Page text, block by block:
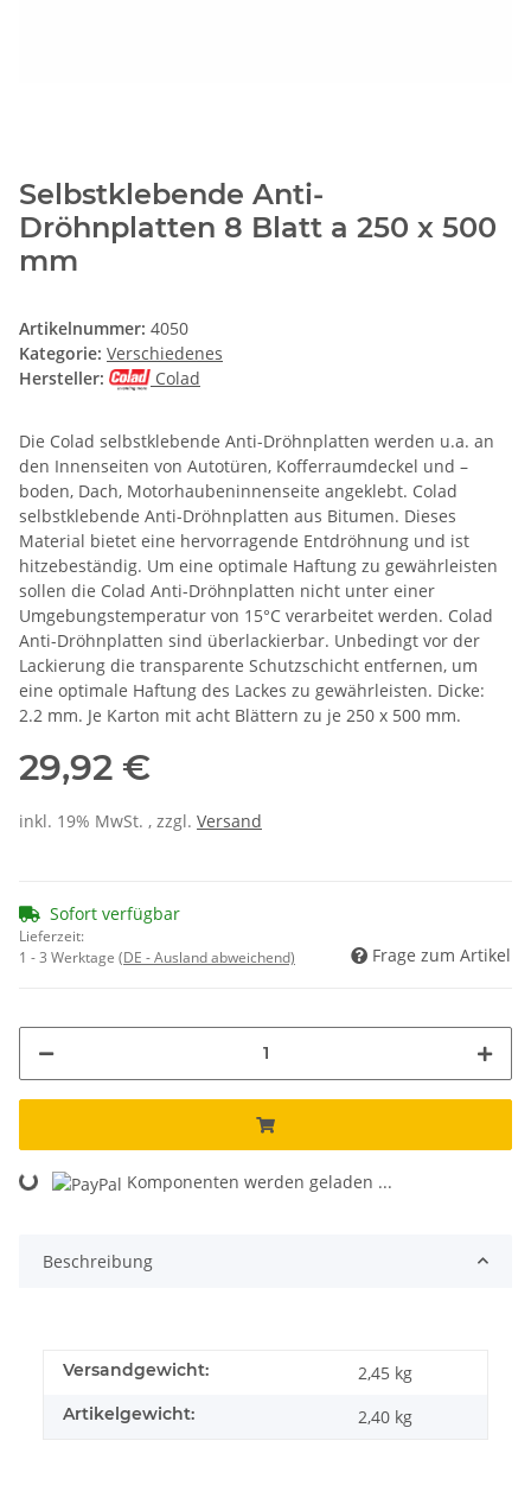
Selbstklebende Anti-
Dröhnplatten 8 Blatt a 250 x 500
mm
Artikelnummer: 4050
Kategorie: Verschiedenes
Hersteller:
Colad
Die Colad selbstklebende Anti-Dröhnplatten werden u.a. an
den Innenseiten von Autotüren, Kofferraumdeckel und –
boden, Dach, Motorhaubeninnenseite angeklebt. Colad
selbstklebende Anti-Dröhnplatten aus Bitumen. Dieses
Material bietet eine hervorragende Entdröhnung und ist
hitzebeständig. Um eine optimale Haftung zu gewährleisten
sollen die Colad Anti-Dröhnplatten nicht unter einer
Umgebungstemperatur von 15°C verarbeitet werden. Colad
Anti-Dröhnplatten sind überlackierbar. Unbedingt vor der
Lackierung die transparente Schutzschicht entfernen, um
eine optimale Haftung des Lackes zu gewährleisten. Dicke:
2.2 mm. Je Karton mit acht Blättern zu je 250 x 500 mm.
29,92 €
inkl. 19% MwSt. , zzgl. Versand
Sofort verfügbar
Lieferzeit:
1 - 3 Werktage (DE - Ausland abweichend) Frage zum Artikel
Loading... Komponenten werden geladen ...
Beschreibung
Versandgewicht: 2,45 kg
Artikelgewicht: 2,40 kg